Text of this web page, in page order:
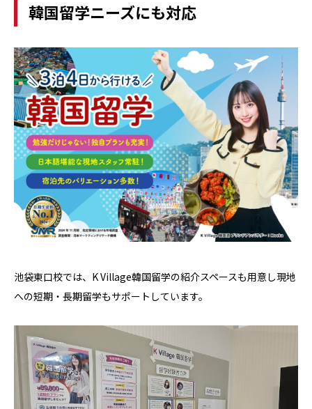
韓国留学ニーズにも対応
池袋東口校では、K Village韓国留学の紹介スペースも用意し現地
への短期・長期留学もサポートしています。